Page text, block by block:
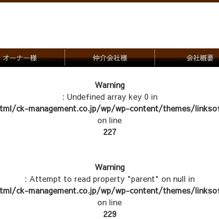
オーナー様 仲介会社様
物件写真
管理物件紹介
会社概要
Warning
: Undefined array key 0 in
ck-management.co.jp/wp/wp-content/themes/
on line
227
Warning
: Attempt to read property "parent" on null in
ck-management.co.jp/wp/wp-content/themes/
on line
229